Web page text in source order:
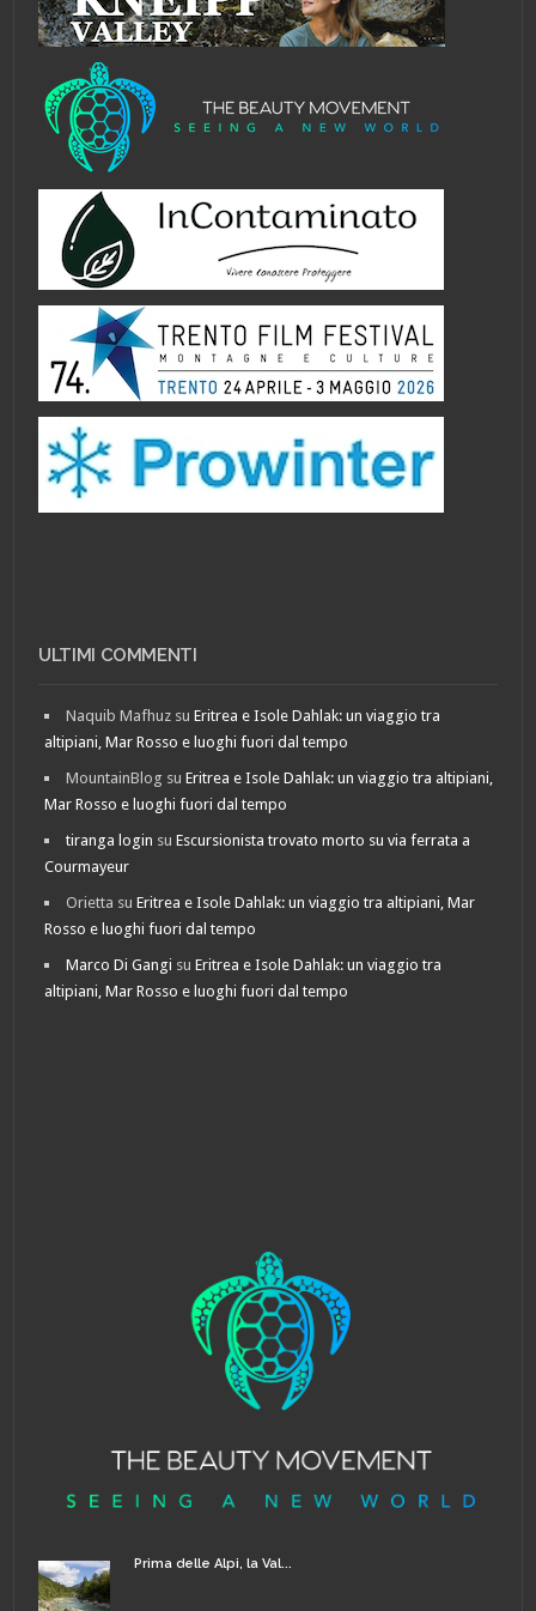
ULTIMI COMMENTI
Naquib Mafhuz suEritrea e Isole Dahlak: un viaggio tra
altipiani, Mar Rosso e luoghi fuori dal tempo
MountainBlog suEritrea e Isole Dahlak: un viaggio tra altipiani,
Mar Rosso e luoghi fuori dal tempo
tiranga login suEscursionista trovato morto su via ferrata a
Courmayeur
Orietta suEritrea e Isole Dahlak: un viaggio tra altipiani, Mar
Rosso e luoghi fuori dal tempo
Marco Di Gangi suEritrea e Isole Dahlak: un viaggio tra
altipiani, Mar Rosso e luoghi fuori dal tempo
Prima delle Alpi, la Val...